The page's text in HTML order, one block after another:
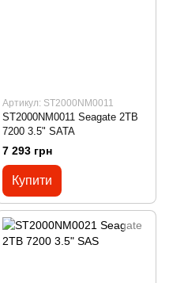
Артикул: ST2000NM0011
ST2000NM0011 Seagate 2TB
7200 3.5" SATA
7 293 грн
Купити